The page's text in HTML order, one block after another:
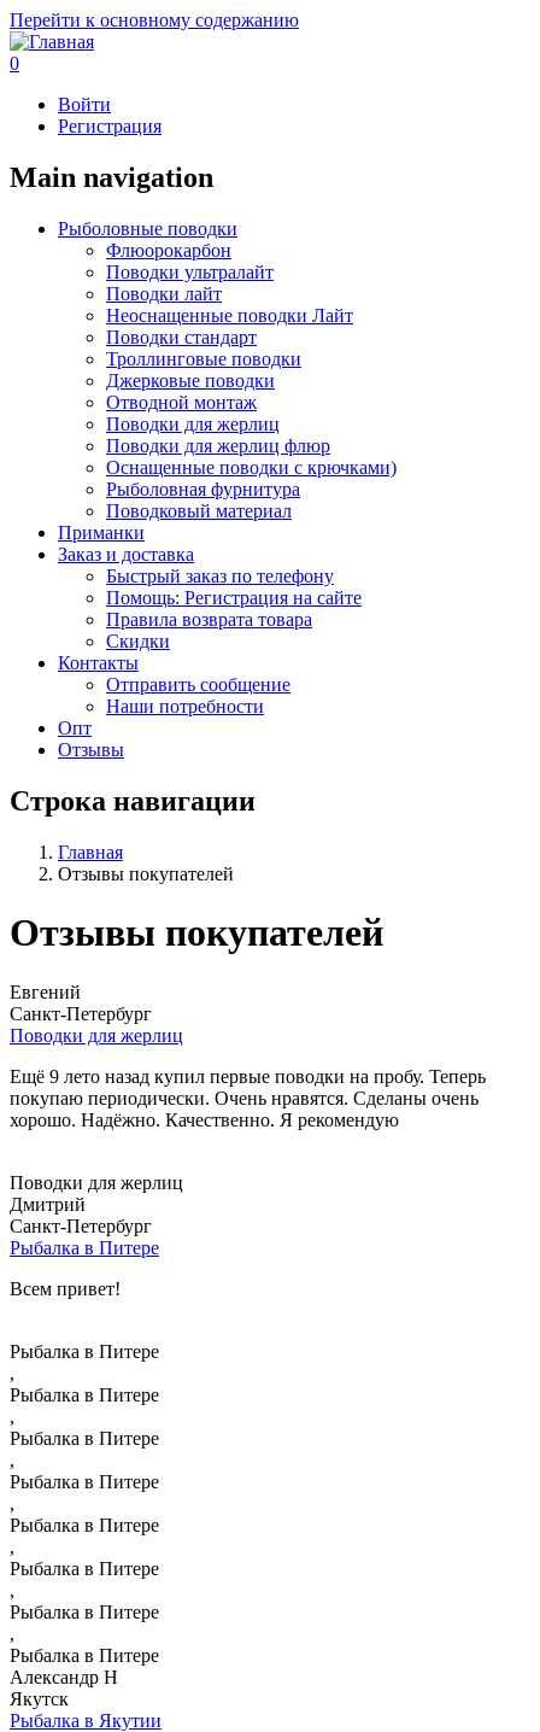
Перейти к основному содержанию
0
Войти
Регистрация
Main navigation
Рыболовные поводки
Флюорокарбон
Поводки ультралайт
Поводки лайт
Неоснащенные поводки Лайт
Поводки стандарт
Троллинговые поводки
Джерковые поводки
Отводной монтаж
Поводки для жерлиц
Поводки для жерлиц флюр
Оснащенные поводки с крючками)
Рыболовная фурнитура
Поводковый материал
Приманки
Заказ и доставка
Быстрый заказ по телефону
Помощь: Регистрация на сайте
Правила возврата товара
Скидки
Контакты
Отправить сообщение
Наши потребности
Опт
Отзывы
Строка навигации
Главная
Отзывы покупателей
Отзывы покупателей
Евгений
Санкт-Петербург
Поводки для жерлиц
Ещё 9 лето назад купил первые поводки на пробу. Теперь
покупаю периодически. Очень нравятся. Сделаны очень
хорошо. Надёжно. Качественно. Я рекомендую
Поводки для жерлиц
Дмитрий
Санкт-Петербург
Рыбалка в Питере
Всем привет!
Рыбалка в Питере
,
Рыбалка в Питере
,
Рыбалка в Питере
,
Рыбалка в Питере
,
Рыбалка в Питере
,
Рыбалка в Питере
,
Рыбалка в Питере
,
Рыбалка в Питере
Александр Н
Якутск
Рыбалка в Якутии